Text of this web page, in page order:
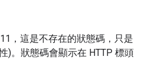
，這是不存在的狀態碼，只是
)。狀態碼會顯示在 HTTP 標頭